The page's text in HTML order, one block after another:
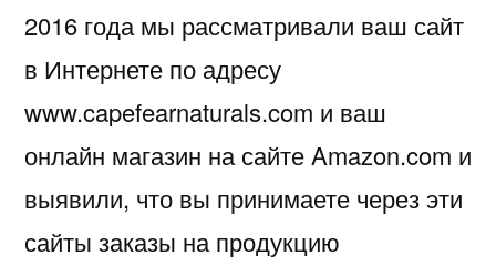
2016 года мы рассматривали ваш сайт
в Интернете по адресу
www.capefearnaturals.com и ваш
онлайн магазин на сайте Amazon.com и
выявили, что вы принимаете через эти
сайты заказы на продукцию